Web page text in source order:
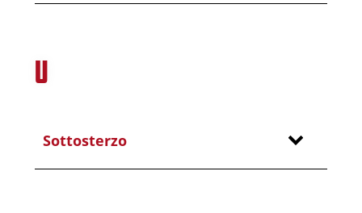
U
Sottosterzo